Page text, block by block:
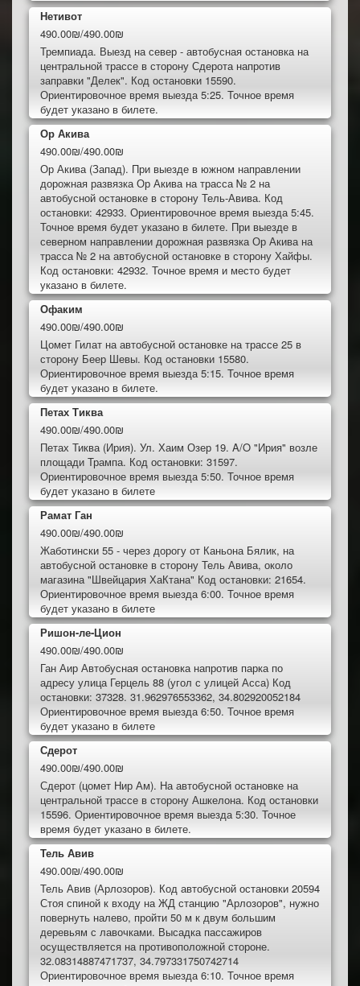
Нетивот
490.00₪/490.00₪
Тремпиада. Выезд на север - автобусная остановка на
центральной трассе в сторону Сдерота напротив
заправки "Делек". Код остановки 15590.
Ориентировочное время выезда 5:25. Точное время
будет указано в билете.
Ор Акива
490.00₪/490.00₪
Ор Акива (Запад). При выезде в южном направлении
дорожная развязка Ор Акива на трасса № 2 на
автобусной остановке в сторону Тель-Авива. Код
остановки: 42933. Ориентировочное время выезда 5:45.
Точное время будет указано в билете. При выезде в
северном направлении дорожная развязка Ор Акива на
трасса № 2 на автобусной остановке в сторону Хайфы.
Код остановки: 42932. Точное время и место будет
указано в билете.
Офаким
490.00₪/490.00₪
Цомет Гилат на автобусной остановке на трассе 25 в
сторону Беер Шевы. Код остановки 15580.
Ориентировочное время выезда 5:15. Точное время
будет указано в билете.
Петах Тиква
490.00₪/490.00₪
Петах Тиква (Ирия). Ул. Хаим Озер 19. A/O "Ирия" возле
площади Трампа. Код остановки: 31597.
Ориентировочное время выезда 5:50. Точное время
будет указано в билете
Рамат Ган
490.00₪/490.00₪
Жаботински 55 - через дорогу от Каньона Бялик, на
автобусной остановке в сторону Тель Авива, около
магазина "Швейцария ХаКтана" Код остановки: 21654.
Ориентировочное время выезда 6:00. Точное время
будет указано в билете
Ришон-ле-Цион
490.00₪/490.00₪
Ган Аир Автобусная остановка напротив парка по
адресу улица Герцель 88 (угол с улицей Асса) Код
остановки: 37328. 31.962976553362, 34.802920052184
Ориентировочное время выезда 6:50. Точное время
будет указано в билете
Сдерот
490.00₪/490.00₪
Сдерот (цомет Нир Ам). На автобусной остановке на
центральной трассе в сторону Ашкелона. Код остановки
15596. Ориентировочное время выезда 5:30. Точное
время будет указано в билете.
Тель Авив
490.00₪/490.00₪
Тель Авив (Арлозоров). Код автобусной остановки 20594
Стоя спиной к входу на ЖД станцию "Арлозоров", нужно
повернуть налево, пройти 50 м к двум большим
деревьям с лавочками. Высадка пассажиров
осуществляется на противоположной стороне.
32.08314887471737, 34.797331750742714
Ориентировочное время выезда 6:10. Точное время